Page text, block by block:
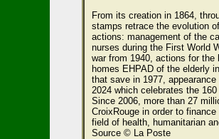
From its creation in 1864,
stamps retrace the evolution
actions: management of the
nurses during the First World
war from 1940, actions for the
homes EHPAD of the elderly
that save in 1977,
2024 which celebrates the
Since 2006, more than 27
CroixRouge in order to
field of health, humanitarian
Source © La Poste